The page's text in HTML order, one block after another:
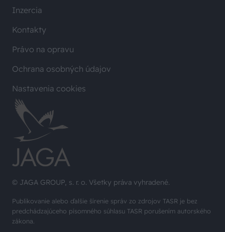
© JAGA GROUP, s. r. o. Všetky práva vyhradené.
Publikovanie alebo ďalšie šírenie správ zo zdrojov TASR je bez
predchádzajúceho písomného súhlasu TASR porušením autorského
zákona.
Inzercia
Kontakty
Právo na opravu
Ochrana osobných údajov
Nastavenia cookies